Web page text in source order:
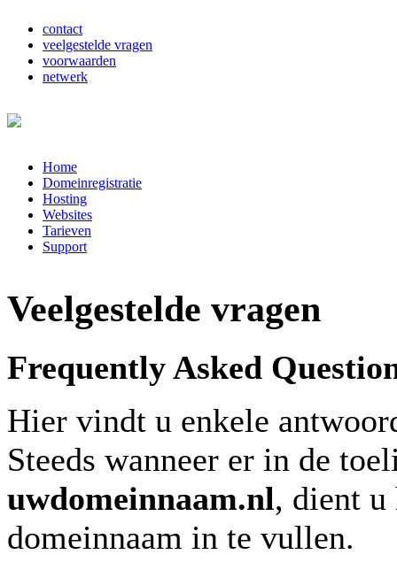
contact
veelgestelde vragen
voorwaarden
netwerk
Home
Domeinregistratie
Hosting
Websites
Tarieven
Support
Veelgestelde vragen
Frequently Asked
Hier vindt u enkele
Steeds wanneer er in de
uwdomeinnaam.nl, dient u
domeinnaam in te vullen.